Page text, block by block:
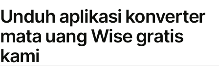
Unduh aplikasi konverter
mata uang Wise gratis
kami